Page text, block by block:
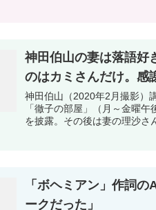
神田伯山の妻は落語好
のはカミさんだけ。感
神田伯山（2020年2月撮影）
「徹子の部屋」（月～金曜
を披露。その後は妻の理沙さ
「ボヘミアン」作詞
ークだった」